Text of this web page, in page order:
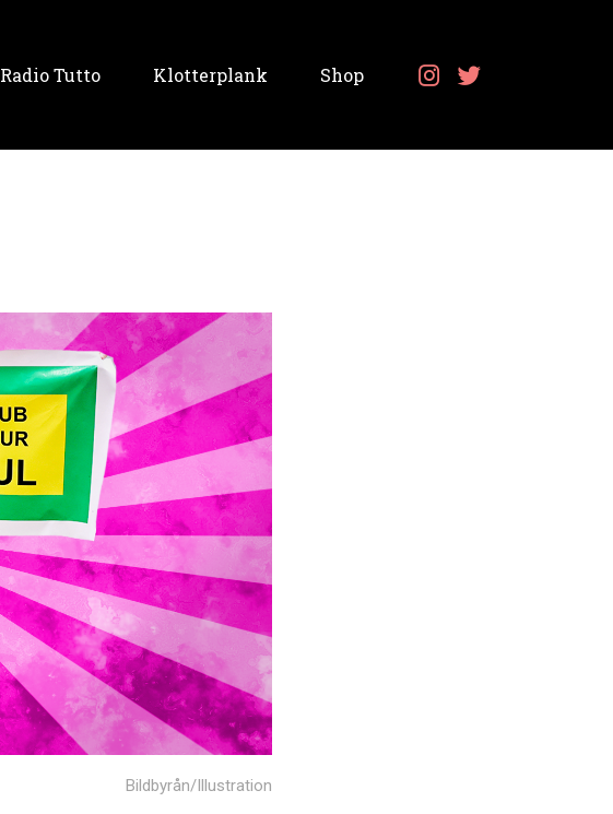
Radio Tutto Klotterplank Shop
Bildbyrån/Illustration